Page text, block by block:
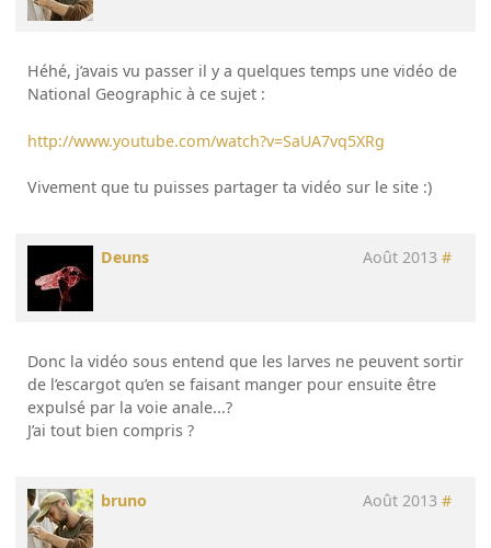
Héhé, j’avais vu passer il y a quelques temps une vidéo de
National Geographic à ce sujet :
http://www.youtube.com/watch?v=SaUA7vq5XRg
Vivement que tu puisses partager ta vidéo sur le site :)
Deuns Août 2013 #
Donc la vidéo sous entend que les larves ne peuvent sortir
de l’escargot qu’en se faisant manger pour ensuite être
expulsé par la voie anale...?
J’ai tout bien compris ?
bruno Août 2013 #